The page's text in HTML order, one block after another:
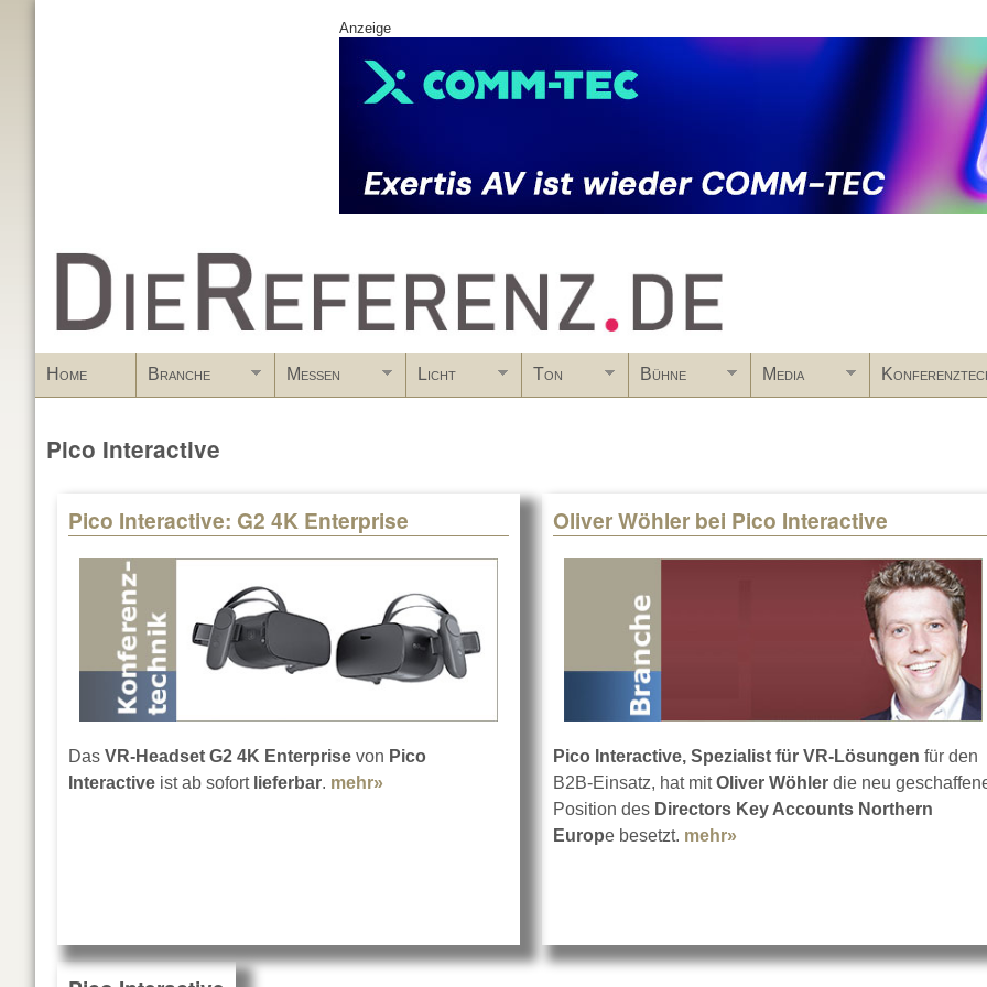
Anzeige
www.DieReferenz.de
Home Branche Messen Licht Ton Bühne Media
Pico Interactive
Pico Interactive: G2 4K Enterprise
Das VR-Headset G2 4K Enterprise von Pico
Interactive ist ab sofort lieferbar. mehr» about Pico Interactive: G2 4K Enterprise
Oliver Wöhler bei Pico Interactive
Pico Interactive, Spezialist für VR-Lösungen für den
B2B-Einsatz, hat mitOliver Wöhler die neu
Position des Directors Key Accounts Northern
Europe besetzt. mehr»